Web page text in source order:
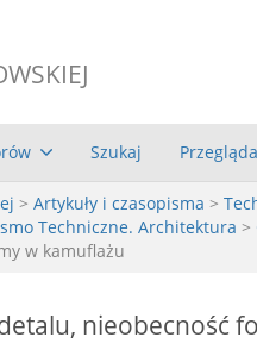
Szukaj
> Artykuły i czasopisma >
Techniczne. Architektura >
w kamuflażu
nieobecność